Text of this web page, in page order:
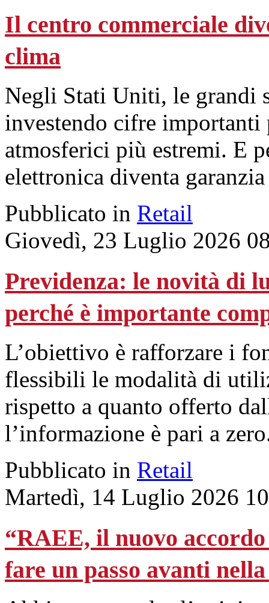
Il centro commerciale
clima
Negli Stati Uniti, le grandi
investendo cifre importanti
atmosferici più estremi. E
elettronica diventa
Pubblicato in Retail
Giovedì, 23 Luglio 2026
Previdenza: le novità di
perché è importante
L’obiettivo è rafforzare i
flessibili le modalità di
rispetto a quanto offerto
l’informazione è pari a
Pubblicato in Retail
Martedì, 14 Luglio 2026
“RAEE, il nuovo
fare un passo avanti